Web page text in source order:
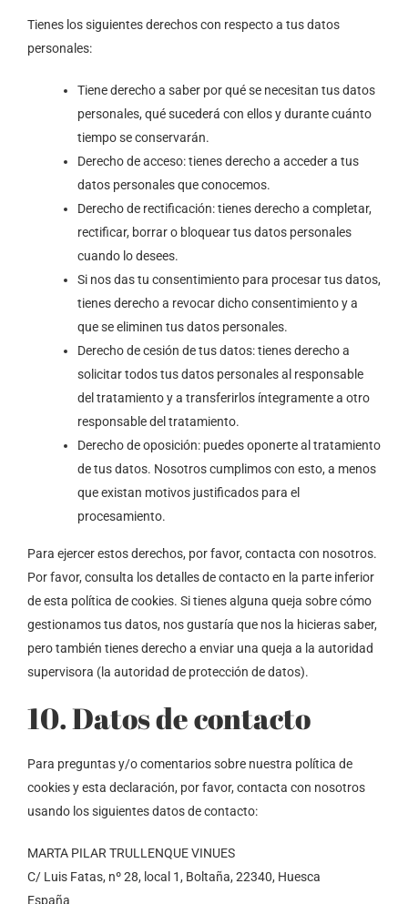
Tienes los siguientes derechos con respecto a tus datos
personales:
Tiene derecho a saber por qué se necesitan tus datos
personales, qué sucederá con ellos y durante cuánto
tiempo se conservarán.
Derecho de acceso: tienes derecho a acceder a tus
datos personales que conocemos.
Derecho de rectificación: tienes derecho a completar,
rectificar, borrar o bloquear tus datos personales
cuando lo desees.
Si nos das tu consentimiento para procesar tus datos,
tienes derecho a revocar dicho consentimiento y a
que se eliminen tus datos personales.
Derecho de cesión de tus datos: tienes derecho a
solicitar todos tus datos personales al responsable
del tratamiento y a transferirlos íntegramente a otro
responsable del tratamiento.
Derecho de oposición: puedes oponerte al tratamiento
de tus datos. Nosotros cumplimos con esto, a menos
que existan motivos justificados para el
procesamiento.
Para ejercer estos derechos, por favor, contacta con nosotros.
Por favor, consulta los detalles de contacto en la parte inferior
de esta política de cookies. Si tienes alguna queja sobre cómo
gestionamos tus datos, nos gustaría que nos la hicieras saber,
pero también tienes derecho a enviar una queja a la autoridad
supervisora (la autoridad de protección de datos).
10. Datos de contacto
Para preguntas y/o comentarios sobre nuestra política de
cookies y esta declaración, por favor, contacta con nosotros
usando los siguientes datos de contacto:
MARTA PILAR TRULLENQUE VINUES
C/ Luis Fatas, nº 28, local 1, Boltaña, 22340, Huesca
España